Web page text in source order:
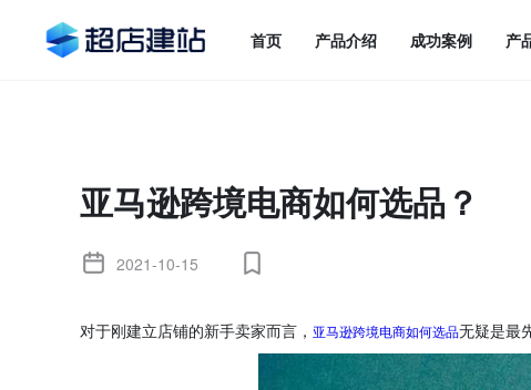
首页 产品介绍 成功案例 产
亚马逊跨境电商如何选品？
2021-10-15
对于刚建立店铺的新手卖家而言， 亚马逊跨境电商如何选品无疑是最